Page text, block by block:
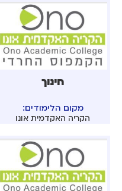
חינוך
מקום הלימודים:
הקריה האקדמית אונו